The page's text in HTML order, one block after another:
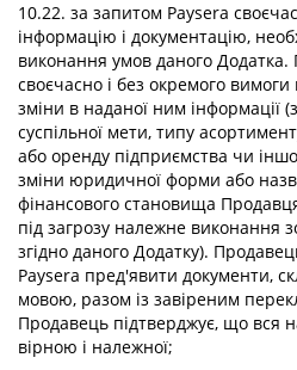
10.22. за запитом Paysera
інформацію і документацію,
виконання умов даного
своєчасно і без окремого
зміни в наданої ним інформації
суспільної мети, типу
або оренду підприємства чи
зміни юридичної форми або
фінансового становища
під загрозу належне виконання
згідно даного Додатку).
Paysera пред'явити документи,
мовою, разом із завіреним
Продавець підтверджує, що вся
вірною і належної;